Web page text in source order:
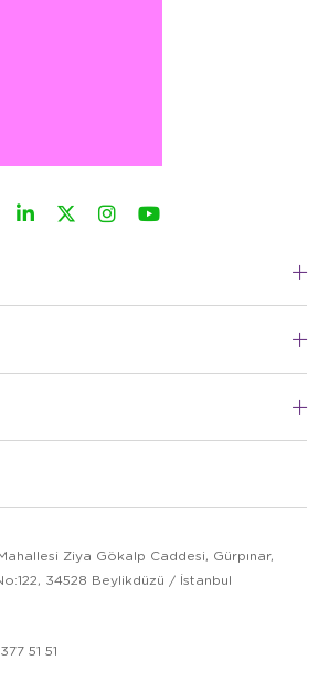
Ziya Gökalp Caddesi, Gürpınar,
34528 Beylikdüzü / İstanbul
51 51